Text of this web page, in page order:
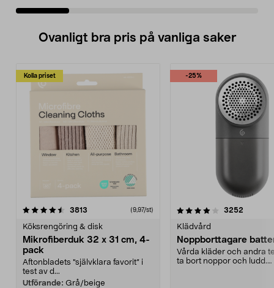
Ovanligt bra pris på vanliga saker
Kolla priset
3813 (9,97/st)
Köksrengöring & disk
Mikrofiberduk 32 x 31 cm, 4-
pack
Aftonbladets "självklara favorit” i
test av d...
Utförande: Grå/beige
-25%
4.0av 5 stjärnor 3252
Klädvård
Noppborttagare
Vårda kläder och andra
ta bort noppor och ludd.
4.5av 5 stjärnor